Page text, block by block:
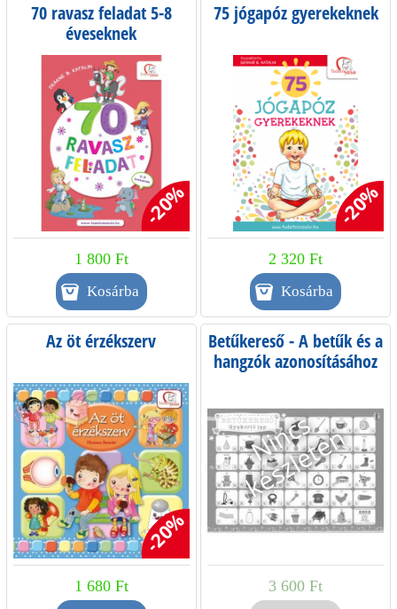
70 ravasz feladat 5-8
éveseknek
-20%
1 800 Ft
75 jógapóz gyerekeknek
-20%
2 320 Ft
Az öt érzékszerv
-20%
1 680 Ft
Betűkereső - A betűk és a
hangzók azonosításához
3 600 Ft